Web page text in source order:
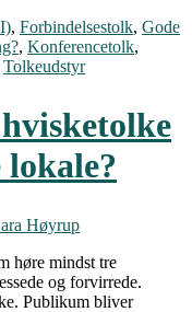
, Forbindelsestolk, Gode
, Konferencetolk,
Tolkeudstyr
lokale?
Høyrup
høre mindst tre
og forvirrede.
Publikum bliver